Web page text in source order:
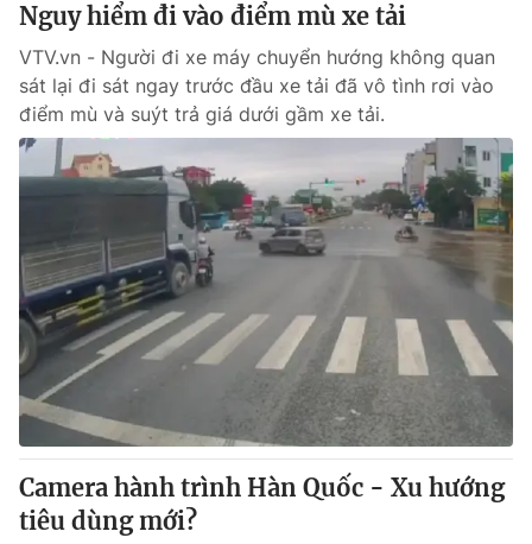
Nguy hiểm đi vào điểm mù xe tải
VTV.vn - Người đi xe máy chuyển hướng không quan
sát lại đi sát ngay trước đầu xe tải đã vô tình rơi vào
điểm mù và suýt trả giá dưới gầm xe tải.
Camera hành trình Hàn Quốc - Xu hướng
tiêu dùng mới?